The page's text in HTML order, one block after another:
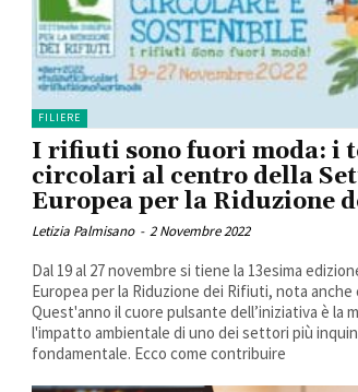
FILIERE
I rifiuti sono fuori moda: i
circolari al centro della
Europea per la Riduzione
Letizia Palmisano - 2 Novembre 2022
Dal 19 al 27 novembre si tiene la 13esima
Europea per la Riduzione dei Rifiuti, nota anche
Quest'anno il cuore pulsante dell’iniziativa è la
l'impatto ambientale di uno dei settori più
fondamentale. Ecco come contribuire